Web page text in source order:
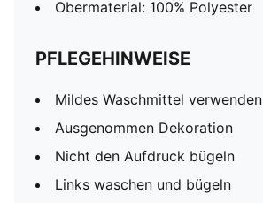
Obermaterial: 100% Polyester
PFLEGEHINWEISE
Mildes Waschmittel verwenden
Ausgenommen Dekoration
Nicht den Aufdruck bügeln
Links waschen und bügeln